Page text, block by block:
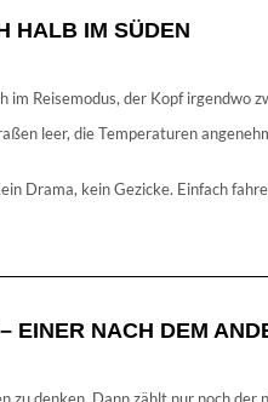
HALB IM SÜDEN
im Reisemodus, der Kopf
leer, die Temperaturen
Drama, kein Gezicke. Einfach
EINER NACH DEM